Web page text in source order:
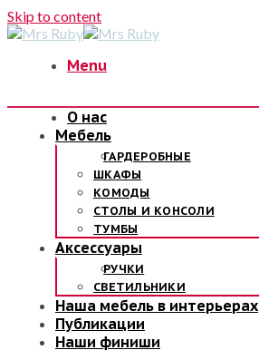
Skip to content
Menu
О нас
Мебель
ГАРДЕРОБНЫЕ
ШКАФЫ
КОМОДЫ
СТОЛЫ И КОНСОЛИ
ТУМБЫ
Аксессуары
РУЧКИ
СВЕТИЛЬНИКИ
Наша мебель в интерьерах
Публикации
Наши финиши